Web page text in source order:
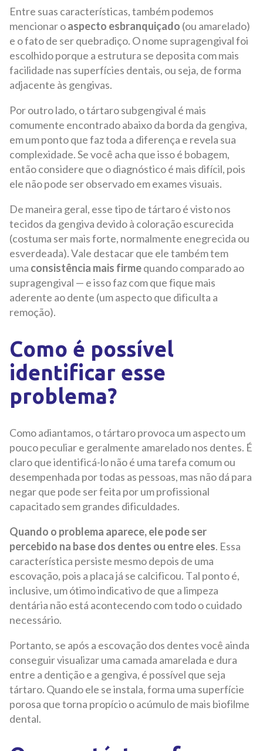
Entre suas características, também podemos
mencionar oaspecto esbranquiçado (ou amarelado)
e o fato de ser quebradiço. O nome supragengival foi
escolhido porque a estrutura se deposita com mais
facilidade nas superfícies dentais, ou seja, de forma
adjacente às gengivas.
Por outro lado, o tártaro subgengival é mais
comumente encontrado abaixo da borda da gengiva,
em um ponto que faz toda a diferença e revela sua
complexidade. Se você acha que isso é bobagem,
então considere que o diagnóstico é mais difícil, pois
ele não pode ser observado em exames visuais.
De maneira geral, esse tipo de tártaro é visto nos
tecidos da gengiva devido à coloração escurecida
(costuma ser mais forte, normalmente enegrecida ou
esverdeada). Vale destacar que ele também tem
uma consistência mais firmequando comparado ao
supragengival — e isso faz com que fique mais
aderente ao dente (um aspecto que dificulta a
remoção).
Como é possível
identificar esse
problema?
Como adiantamos, o tártaro provoca um aspecto um
pouco peculiar e geralmente amarelado nos dentes. É
claro que identificá-lo não é uma tarefa comum ou
desempenhada por todas as pessoas, mas não dá para
negar que pode ser feita por um profissional
capacitado sem grandes dificuldades.
Quando o problema aparece, ele pode ser
percebido na base dos dentes ou entre eles. Essa
característica persiste mesmo depois de uma
escovação, pois a placa já se calcificou. Tal ponto é,
inclusive, um ótimo indicativo de que a limpeza
dentária não está acontecendo com todo o cuidado
necessário.
Portanto, se após a escovação dos dentes você ainda
conseguir visualizar uma camada amarelada e dura
entre a dentição e a gengiva, é possível que seja
tártaro. Quando ele se instala, forma uma superfície
porosa que torna propício o acúmulo de mais biofilme
dental.